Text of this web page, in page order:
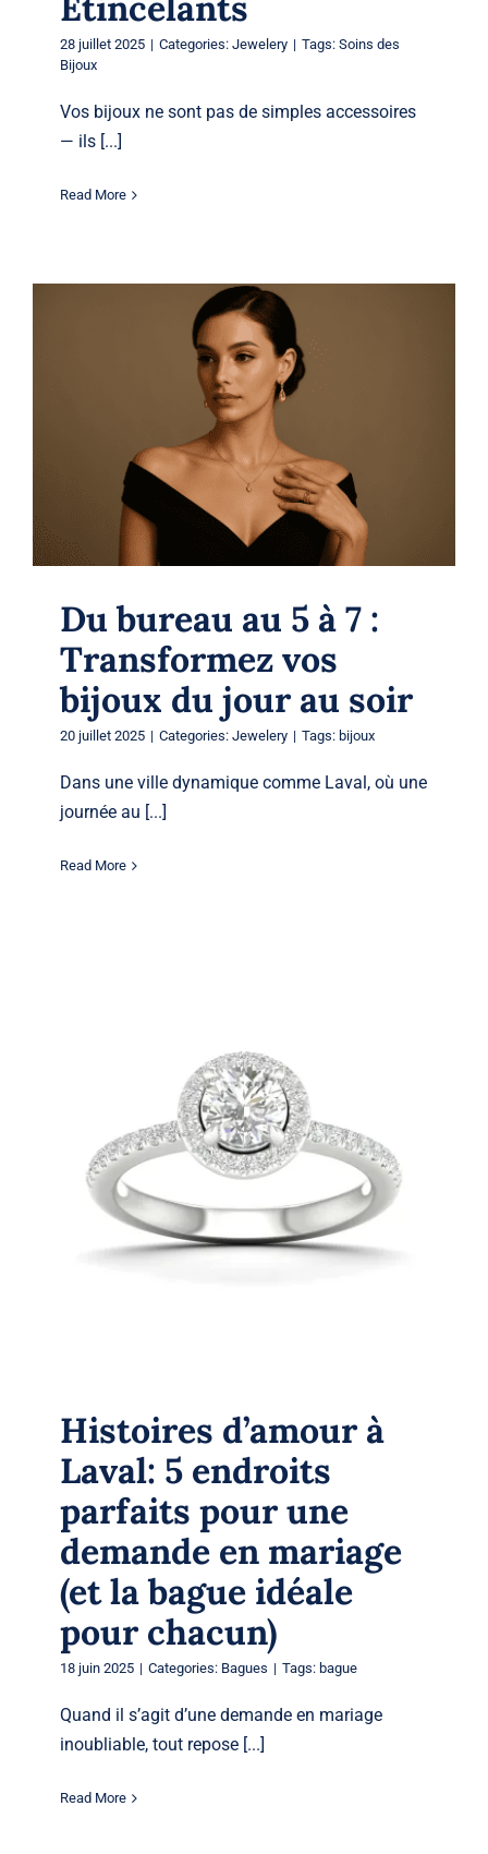
28 juillet 2025 | Categories: Jewelery | Tags: Soins des
Bijoux
Vos bijoux ne sont pas de simples accessoires
— ils [...]
Read More
Du bureau au 5 à 7 : Transformez vos
bijoux du jour au soir
Jewelery
Du bureau au 5 à 7 :
Transformez vos
bijoux du jour au soir
20 juillet 2025 | Categories: Jewelery | Tags: bijoux
Dans une ville dynamique comme Laval, où une
journée au [...]
Read More
Histoires d’amour à Laval: 5 endroits
parfaits pour une demande en
mariage (et la bague idéale pour
Bagues
Histoires d’amour à
Laval: 5 endroits
parfaits pour une
demande en mariage
(et la bague idéale
pour chacun)
18 juin 2025 | Categories: Bagues | Tags: bague
Quand il s’agit d’une demande en mariage
inoubliable, tout repose [...]
Read More